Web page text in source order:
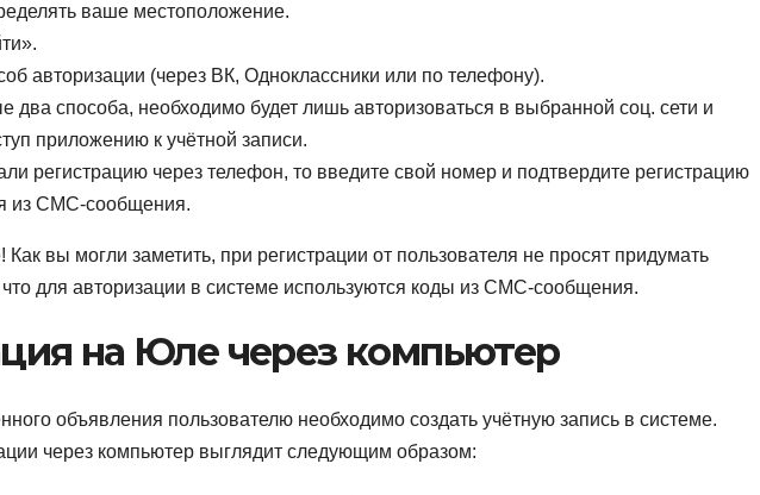
ваше местоположение.
авторизации (через ВК, Одноклассники или по телефону).
два способа, необходимо будет лишь авторизоваться в выбранной соц. сети и
приложению к учётной записи.
регистрацию через телефон, то введите свой номер и подтвердите регистрацию
из СМС-сообщения.
Как вы могли заметить, при регистрации от пользователя не просят придумать
для авторизации в системе используются коды из СМС-сообщения.
на Юле через компьютер
объявления пользователю необходимо создать учётную запись в системе.
через компьютер выглядит следующим образом: